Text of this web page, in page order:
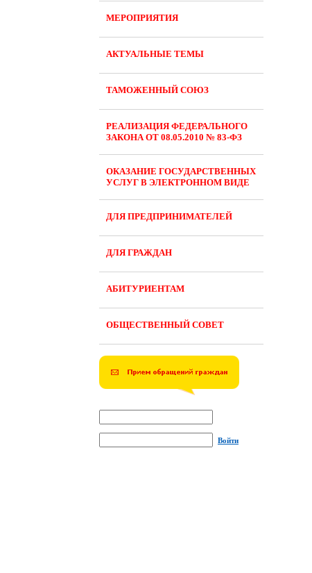
МЕРОПРИЯТИЯ
АКТУАЛЬНЫЕ ТЕМЫ
ТАМОЖЕННЫЙ СОЮЗ
РЕАЛИЗАЦИЯ ФЕДЕРАЛЬНОГО
ЗАКОНА ОТ 08.05.2010 № 83-ФЗ
ОКАЗАНИЕ ГОСУДАРСТВЕННЫХ
УСЛУГ В ЭЛЕКТРОННОМ ВИДЕ
ДЛЯ ПРЕДПРИНИМАТЕЛЕЙ
ДЛЯ ГРАЖДАН
АБИТУРИЕНТАМ
ОБЩЕСТВЕННЫЙ СОВЕТ
Войти